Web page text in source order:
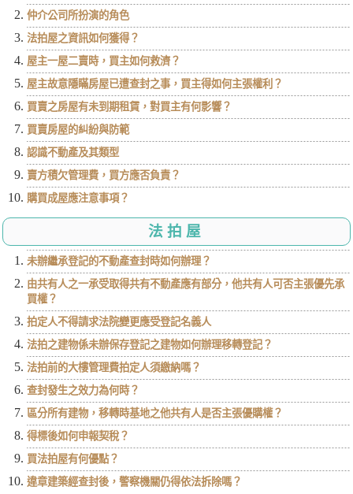
仲介公司所扮演的角色
法拍屋之資訊如何獲得？
屋主一屋二賣時，買主如何救濟？
屋主故意隱瞞房屋已遭查封之事，買主得如何主張權利？
買賣之房屋有未到期租賃，對買主有何影響？
買賣房屋的糾紛與防範
認識不動產及其類型
賣方積欠管理費，買方應否負責？
購買成屋應注意事項？
法拍屋
未辦繼承登記的不動產查封時如何辦理？
由共有人之一承受取得共有不動產應有部分，他共有人可否主張優先承
買權？
拍定人不得請求法院變更應受登記名義人
法拍之建物係未辦保存登記之建物如何辦理移轉登記？
法拍前的大樓管理費拍定人須繳納嗎？
查封發生之效力為何時？
區分所有建物，移轉時基地之他共有人是否主張優購權？
得標後如何申報契稅？
買法拍屋有何優點？
違章建築經查封後，警察機關仍得依法拆除嗎？